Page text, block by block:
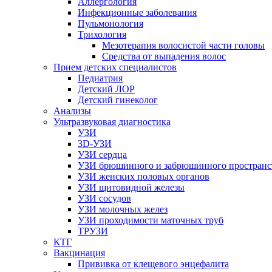
Инфекционные заболевания
Пульмонология
Трихология
Мезотерапия волосистой части головы
Средства от выпадения волос
Прием детских специалистов
Педиатрия
Детский ЛОР
Детский гинеколог
Анализы
Ультразвуковая диагностика
УЗИ
3D-УЗИ
УЗИ сердца
УЗИ брюшинного и забрюшинного
УЗИ женских половых органов
УЗИ щитовидной железы
УЗИ сосудов
УЗИ молочных желез
УЗИ проходимости маточных труб
ТРУЗИ
КТГ
Вакцинация
Прививка от клещевого энцефалита